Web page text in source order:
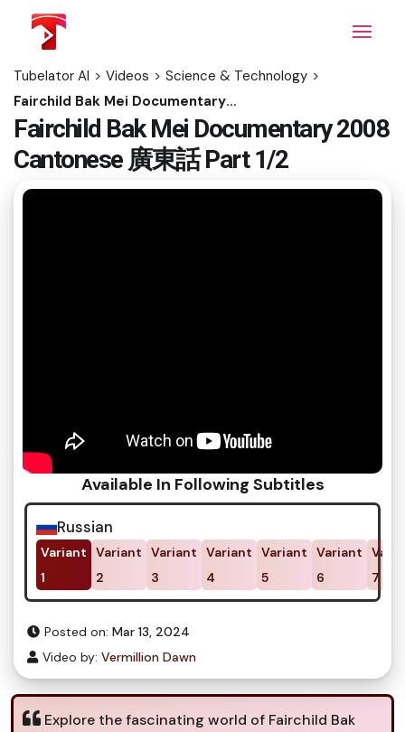
content
Tubelator AI > Videos > Science & Technology >
Fairchild Bak Mei Documentary 2008 Cantonese 廣東話 Part 1/2
Fairchild Bak Mei Documentary 2008
Cantonese 廣東話 Part 1/2
Available In Following Subtitles
Russian
Variant
1
Variant
2
Variant
3
Variant
4
Variant
5
Variant
6
7
Posted on: Mar 13, 2024
Video by: Vermillion Dawn
Explore the fascinating world of Fairchild Bak